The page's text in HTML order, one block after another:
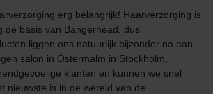
erg belangrijk! Haarverzorging is
de basis van Bangerhead, dus
liggen ons natuurlijk bijzonder na aan
salon in Östermalm in Stockholm,
klanten en kunnen we snel
nieuwste is in de wereld van de